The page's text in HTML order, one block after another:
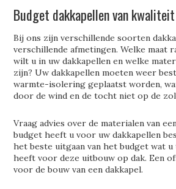
Budget dakkapellen van kwaliteit
Bij ons zijn verschillende soorten
verschillende afmetingen. Welke maat
wilt u in uw dakkapellen en welke
zijn? Uw dakkapellen moeten weer
warmte-isolering geplaatst worden,
door de wind en de tocht niet op de
Vraag advies over de materialen van
budget heeft u voor uw dakkapellen
het beste uitgaan van het budget wat
heeft voor deze uitbouw op dak. Een
voor de bouw van een dakkapel.